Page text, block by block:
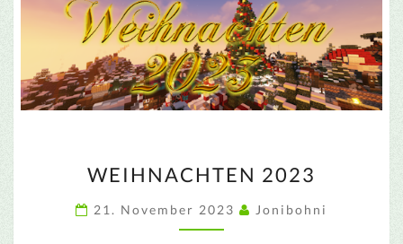
2023
WEIHNACHTEN 2023
21. November 2023 Jonibohni